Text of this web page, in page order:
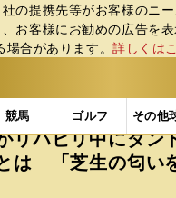
の提携先等がお客様のニ
お客様にお勧めの広告を
場合があります。詳しくは
競馬 ゴルフ その他
ーの記事一覧 サッカー
リハビリ中にダン
は 「芝生の匂い